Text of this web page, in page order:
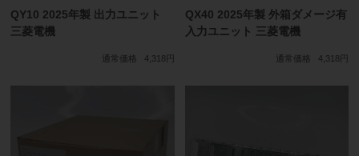
QY10 2025年製 出力ユニット
三菱電機
通常価格 4,318円
QX40 2025年製 外箱ダメージ有
入力ユニット 三菱電機
通常価格 4,318円